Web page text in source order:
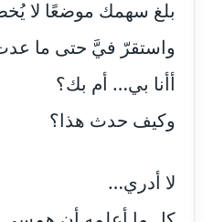
مدونة اسلام أبو علم
مدونة اسماء خوجة
عاملة
مدونة أسماء نور
بلغ سهمك موضعًا لا
واستقرّ فيَّ حتى ما
أأنا بي… أم بك؟
وكيف حدث هذا؟
لا أدري…